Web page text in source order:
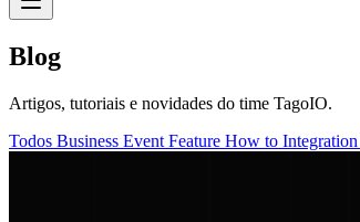
Blog
Artigos, tutoriais e novidades do time TagoIO.
Todos Business Event Feature How to Integration